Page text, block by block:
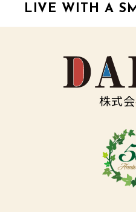
LIVE WITH A
株式